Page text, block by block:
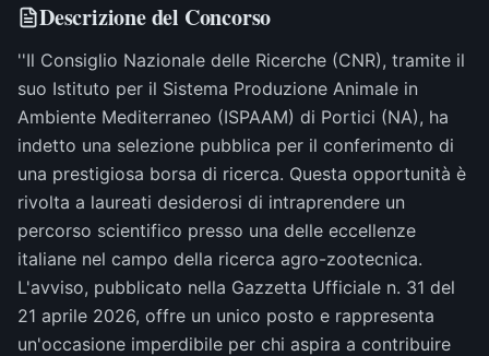
Descrizione del Concorso
''Il Consiglio Nazionale delle Ricerche (CNR), tramite il
suo Istituto per il Sistema Produzione Animale in
Ambiente Mediterraneo (ISPAAM) di Portici (NA), ha
indetto una selezione pubblica per il conferimento di
una prestigiosa borsa di ricerca. Questa opportunità è
rivolta a laureati desiderosi di intraprendere un
percorso scientifico presso una delle eccellenze
italiane nel campo della ricerca agro-zootecnica.
L'avviso, pubblicato nella Gazzetta Ufficiale n. 31 del
21 aprile 2026, offre un unico posto e rappresenta
un'occasione imperdibile per chi aspira a contribuire